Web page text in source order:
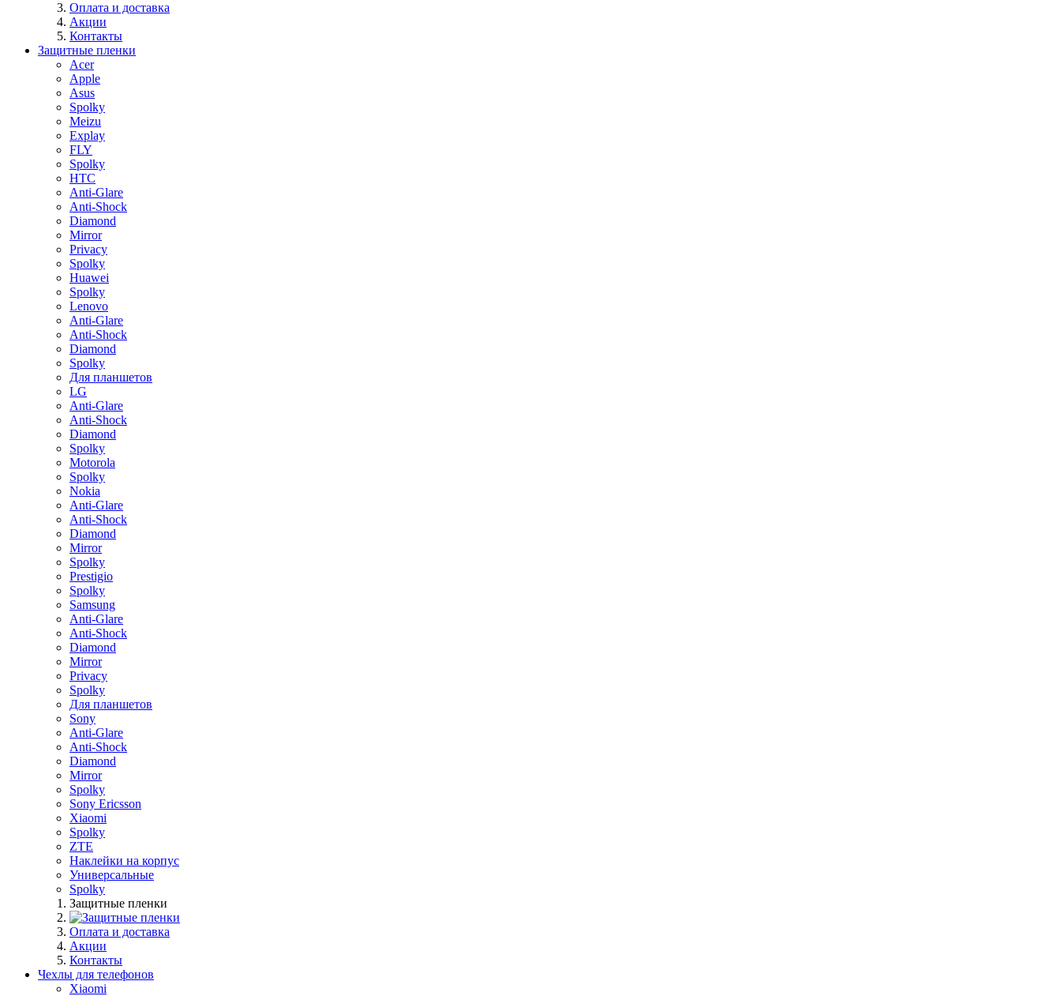
Оплата и доставка
Акции
Контакты
Защитные пленки
Acer
Apple
Asus
Spolky
Meizu
Explay
FLY
Spolky
HTC
Anti-Glare
Anti-Shock
Diamond
Mirror
Privacy
Spolky
Huawei
Spolky
Lenovo
Anti-Glare
Anti-Shock
Diamond
Spolky
Для планшетов
LG
Anti-Glare
Anti-Shock
Diamond
Spolky
Motorola
Spolky
Nokia
Anti-Glare
Anti-Shock
Diamond
Mirror
Spolky
Prestigio
Spolky
Samsung
Anti-Glare
Anti-Shock
Diamond
Mirror
Privacy
Spolky
Для планшетов
Sony
Anti-Glare
Anti-Shock
Diamond
Mirror
Spolky
Sony Ericsson
Xiaomi
Spolky
ZTE
Наклейки на корпус
Универсальные
Spolky
Защитные пленки
Оплата и доставка
Акции
Контакты
Чехлы для телефонов
Xiaomi